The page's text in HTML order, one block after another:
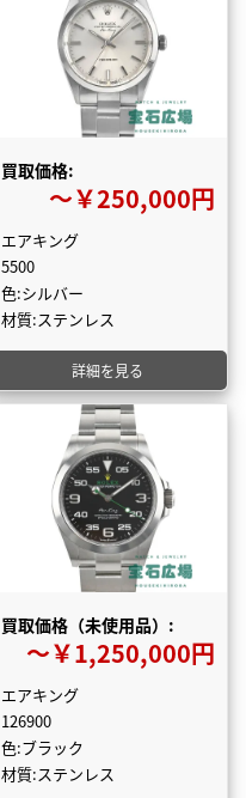
買取価格:
〜￥250,000円
エアキング
5500
色:シルバー
材質:ステンレス
詳細を見る
買取価格（未使用品）:
〜￥1,250,000円
エアキング
126900
色:ブラック
材質:ステンレス